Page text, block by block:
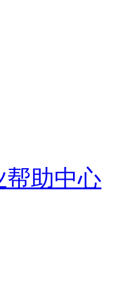
帮助中心